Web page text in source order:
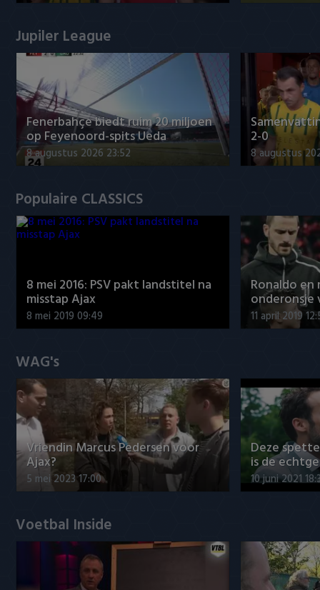
Jupiler League
Fenerbahçe biedt ruim 20 miljoen
op Feyenoord-spits Ueda
8 augustus 2026 23:52
2-0
8 augustus
Populaire CLASSICS
8 mei 2016: PSV pakt landstitel na
misstap Ajax
8 mei 2019 09:49
Ronaldo
onderonsje
11 april 2019
WAG's
Vriendin Marcus Pedersen voor
Ajax?
5 mei 2023 17:00
Deze
is de
10 juni 2021
Voetbal Inside